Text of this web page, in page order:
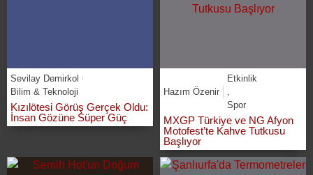
Sevilay Demirkol
Bilim & Teknoloji
Kızılötesi Görüş Gerçek Oldu:
İnsan Gözüne Süper Güç
Hazım Özenir
Etkinlik
Spor
MXGP Türkiye ve NG Afyon
Motofest’te Kahve Tutkusu
Başlıyor